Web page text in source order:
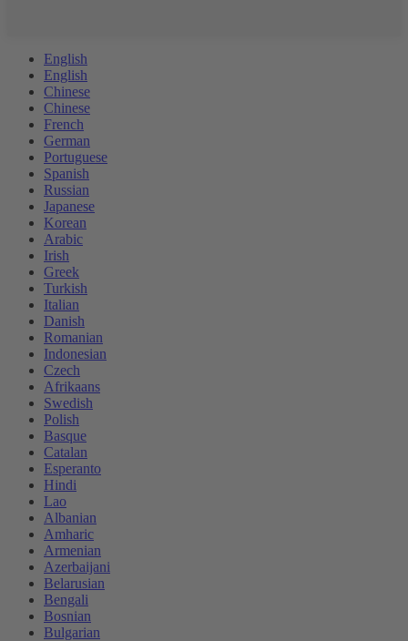
English
English
Chinese
Chinese
French
German
Portuguese
Spanish
Russian
Japanese
Korean
Arabic
Irish
Greek
Turkish
Italian
Danish
Romanian
Indonesian
Czech
Afrikaans
Swedish
Polish
Basque
Catalan
Esperanto
Hindi
Lao
Albanian
Amharic
Armenian
Azerbaijani
Belarusian
Bengali
Bosnian
Bulgarian